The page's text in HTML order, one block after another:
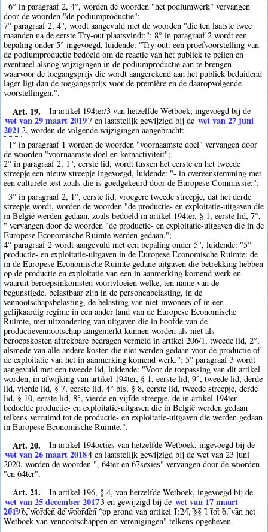
6° in paragraaf 2, 4°, worden de woorden "het podiumwerk" vervangen
door de woorden "de podiumproductie";
7° paragraaf 2, 4°, wordt aangevuld met de woorden "die ten laatste twee
maanden na de eerste Try-out plaatsvindt;"; 8° in paragraaf 2 wordt een
bepaling onder 5° ingevoegd, luidende: "Try-out: een proefvoorstelling van
de podiumproductie bedoeld om de reactie van het publiek te peilen en
eventueel alsnog wijzigingen in de podiumproductie aan te brengen
waarvoor de toegangsprijs die wordt aangerekend aan het publiek beduidend
lager ligt dan de toegangsprijs voor de première en de daaropvolgende
voorstellingen.".
Art. 19. In artikel 194ter/3 van hetzelfde Wetboek, ingevoegd bij de
wet van 29 maart 20197 en laatstelijk gewijzigd bij de wet van 27 juni
20212, worden de volgende wijzigingen aangebracht:
1° in paragraaf 1 worden de woorden "voornaamste doel" vervangen door
de woorden "voornaamste doel en kernactiviteit";
2° in paragraaf 2, 1°, eerste lid, wordt tussen het eerste en het tweede
streepje een nieuw streepje ingevoegd, luidende: "- in overeenstemming met
een culturele test zoals die is goedgekeurd door de Europese Commissie;";
3° in paragraaf 2, 1°, eerste lid, vroegere tweede streepje, dat het derde
streepje wordt, worden de woorden "de productie- en exploitatie-uitgaven die
in België werden gedaan, zoals bedoeld in artikel 194ter, § 1, eerste lid, 7°,
" vervangen door de woorden "de productie- en exploitatie-uitgaven die in de
Europese Economische Ruimte werden gedaan,";
4° paragraaf 2 wordt aangevuld met een bepaling onder 5°, luidende: "5°
productie- en exploitatie-uitgaven in de Europese Economische Ruimte: de
in de Europese Economische Ruimte gedane uitgaven die betrekking hebben
op de productie en exploitatie van een in aanmerking komend werk en
waaruit beroepsinkomsten voortvloeien welke, ten name van de
begunstigde, belastbaar zijn in de personenbelasting, in de
vennootschapsbelasting, de belasting van niet-inwoners of in een
gelijkaardig regime in een ander land van de Europese Economische
Ruimte, met uitzondering van uitgaven die in hoofde van de
productievennootschap aangemerkt kunnen worden als niet als
beroepskosten aftrekbare bedragen vermeld in artikel 206/1, tweede lid, 2°,
alsmede van alle andere kosten die niet werden gedaan voor de productie of
de exploitatie van het in aanmerking komend werk."; 5° paragraaf 3 wordt
aangevuld met een tweede lid, luidende: "Voor de toepassing van dit artikel
worden, in afwijking van artikel 194ter, § 1, eerste lid, 9°, tweede lid, derde
lid, vierde lid, § 7, eerste lid, 4° bis, § 8, eerste lid, tweede streepje, derde
lid, § 10, eerste lid, 8°, vierde en vijfde streepje, de in artikel 194ter
bedoelde productie- en exploitatie-uitgaven die in België werden gedaan
telkens verruimd tot de productie- en exploitatie-uitgaven die werden gedaan
in Europese Economische Ruimte.".
Art. 20. In artikel 194octies van hetzelfde Wetboek, ingevoegd bij de
wet van 26 maart 20184 en laatstelijk gewijzigd bij de wet van 23 juni
2020, worden de woorden ", 64ter en 67sexies" vervangen door de woorden
"en 64ter".
Art. 21. In artikel 196, § 4, van hetzelfde Wetboek, ingevoegd bij de
wet van 25 december 20173 en gewijzigd bij de wet van 17 maart
20196, worden de woorden "op grond van artikel 1:24, §§ 1 tot 6, van het
Wetboek van vennootschappen en verenigingen" telkens opgeheven.